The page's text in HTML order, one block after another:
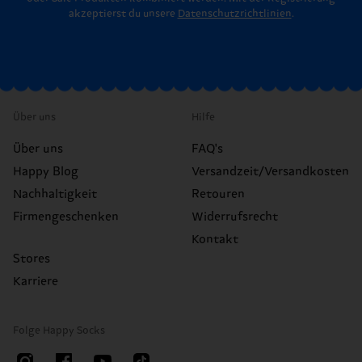
akzeptierst du unsere Datenschutzrichtlinien.
Über uns
Über uns
Happy Blog
Nachhaltigkeit
Firmengeschenken
Stores
Karriere
Hilfe
FAQ's
Versandzeit/Versandkosten
Retouren
Widerrufsrecht
Kontakt
Folge Happy Socks